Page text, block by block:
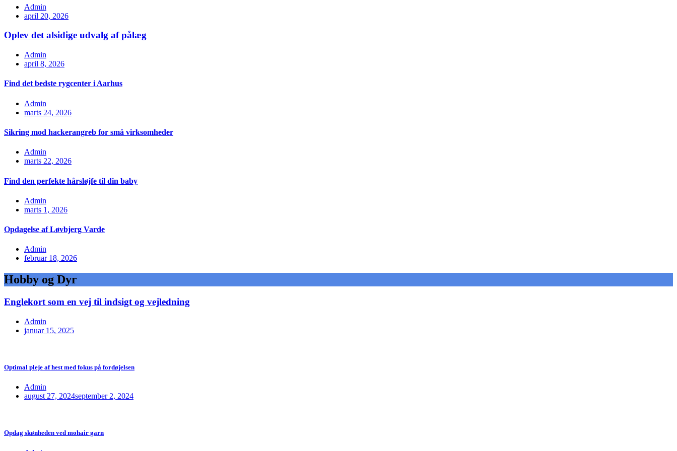
Admin
april 20, 2026
Oplev det alsidige udvalg af pålæg
Admin
april 8, 2026
Find det bedste rygcenter i Aarhus
Admin
marts 24, 2026
Sikring mod hackerangreb for små virksomheder
Admin
marts 22, 2026
Find den perfekte hårsløjfe til din baby
Admin
marts 1, 2026
Opdagelse af Løvbjerg Varde
Admin
februar 18, 2026
Hobby og Dyr
Englekort som en vej til indsigt og vejledning
Admin
januar 15, 2025
Optimal pleje af hest med fokus på fordøjelsen
Admin
august 27, 2024september 2, 2024
Opdag skønheden ved mohair garn